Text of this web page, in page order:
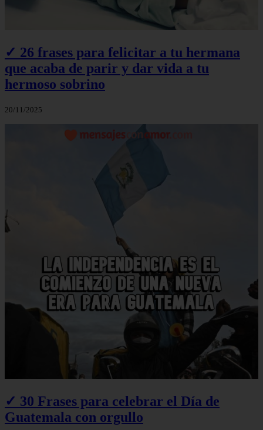
✓ 26 frases para felicitar a tu hermana
que acaba de parir y dar vida a tu
hermoso sobrino
20/11/2025
✓ 30 Frases para celebrar el Día de
Guatemala con orgullo